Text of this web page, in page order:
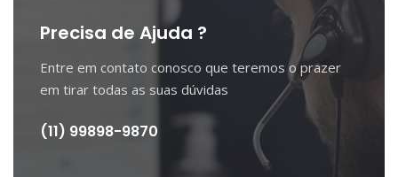
Precisa de Ajuda ?
Entre em contato conosco que teremos o prazer
em tirar todas as suas dúvidas
(11) 99898-9870